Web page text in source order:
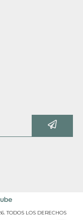
TODOS LOS DERECHOS